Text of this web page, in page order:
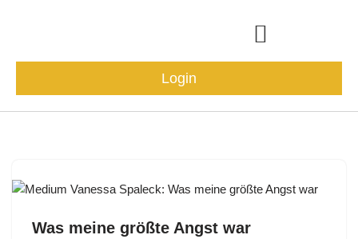
Inhalt
Login
Was meine größte Angst war